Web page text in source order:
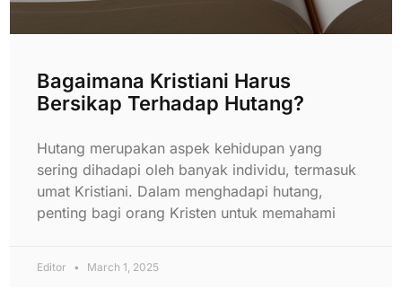
Bagaimana Kristiani Harus
Bersikap Terhadap Hutang?
Hutang merupakan aspek kehidupan yang
sering dihadapi oleh banyak individu, termasuk
umat Kristiani. Dalam menghadapi hutang,
penting bagi orang Kristen untuk memahami
Editor March 1, 2025